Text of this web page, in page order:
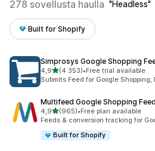
278 sovellusta haulla Headless
Built for Shopify
Simprosys Google Shopping
4,9/ 5 tähteä
(4 353)
4353 arvostelua yhteensä
•Free trial available
Submits Feed for Google
Multifeed Google Shopping Feed
4,9/ 5 tähteä
(965)
965 arvostelua yhteensä
•Free plan available
Feeds & conversion tracking for
Built for Shopify